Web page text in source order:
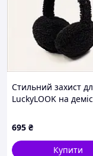
Стильний захист
LuckyLOOK на
695 ₴
Купити